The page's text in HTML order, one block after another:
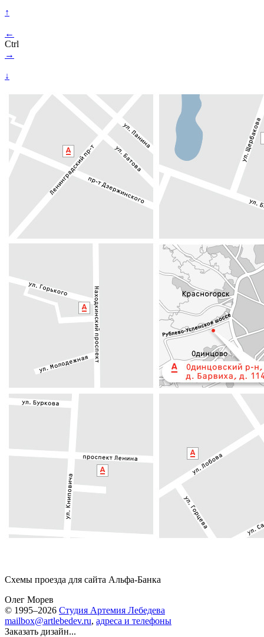
↑
←
Ctrl
→
↓
Схемы проезда для сайта Альфа-Банка
Олег Морев
© 1995–2026 Студия Артемия Лебедева
mailbox@artlebedev.ru, адреса и телефоны
Заказать дизайн...